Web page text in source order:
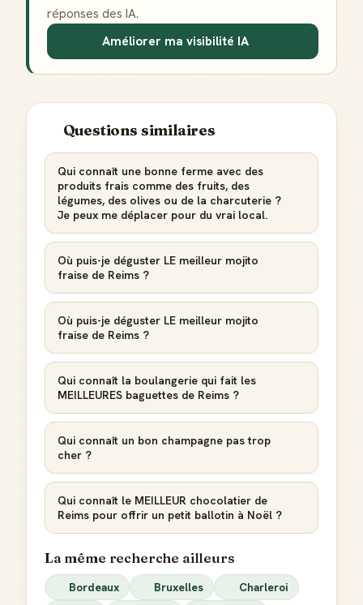
réponses des IA.
Améliorer ma visibilité IA
Questions similaires
Qui connaît une bonne ferme avec des
produits frais comme des fruits, des
légumes, des olives ou de la charcuterie ?
Je peux me déplacer pour du vrai local.
Où puis-je déguster LE meilleur mojito
fraise de Reims ?
Où puis-je déguster LE meilleur mojito
fraise de Reims ?
Qui connaît la boulangerie qui fait les
MEILLEURES baguettes de Reims ?
Qui connaît un bon champagne pas trop
cher ?
Qui connaît le MEILLEUR chocolatier de
Reims pour offrir un petit ballotin à Noël ?
La même recherche ailleurs
Bordeaux Bruxelles
Charleroi
Ton statut affiché sur toutes tes contributions
Score de réputation
Gagne des points à chaque contribution utile
Reconnaissance locale
Deviens une référence dans ta ville
Créer mon compte Guide